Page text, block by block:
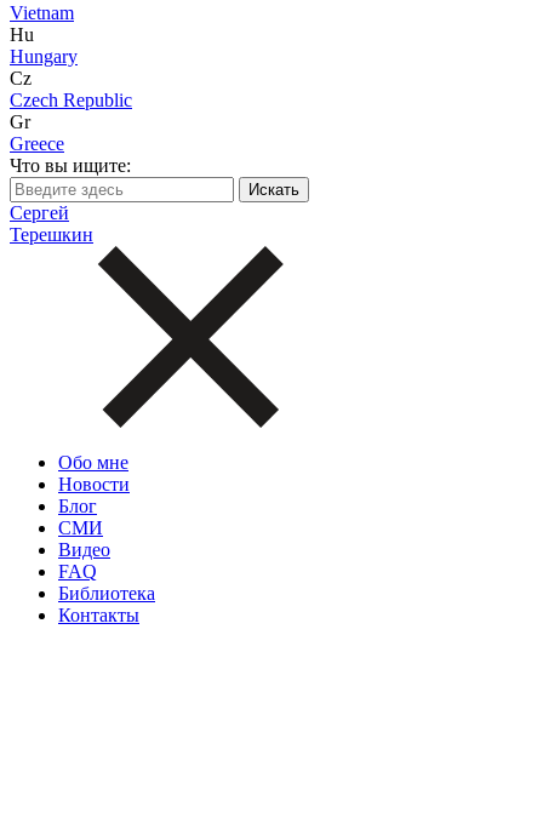
Vietnam
Hu
Hungary
Cz
Czech Republic
Gr
Greece
Что вы ищите:
Сергей
Терешкин
Обо мне
Новости
Блог
СМИ
Видео
FAQ
Библиотека
Контакты